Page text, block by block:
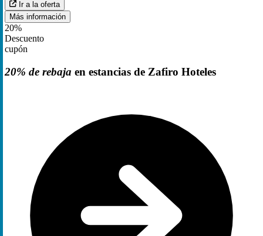
Ir a la oferta
Más información
20%
Descuento
cupón
20% de rebaja en estancias de Zafiro Hoteles